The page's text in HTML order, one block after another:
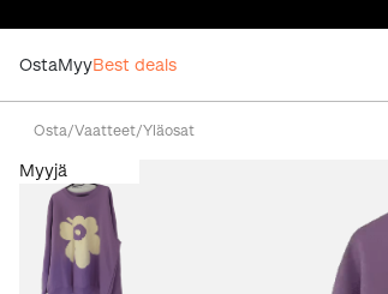
OstaMyyBest deals
Osta/Vaatteet/Yläosat
Myyjä